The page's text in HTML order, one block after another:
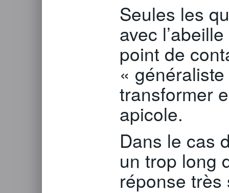
Seules les
avec
point de
«
transformer
apicole.
Dans le cas
un trop long
réponse